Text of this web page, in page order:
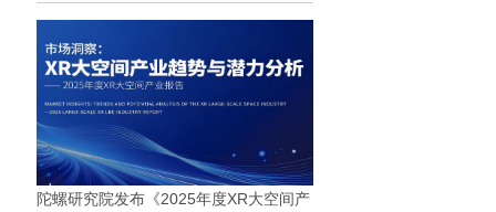
陀螺研究院发布《2025年度XR大空间产